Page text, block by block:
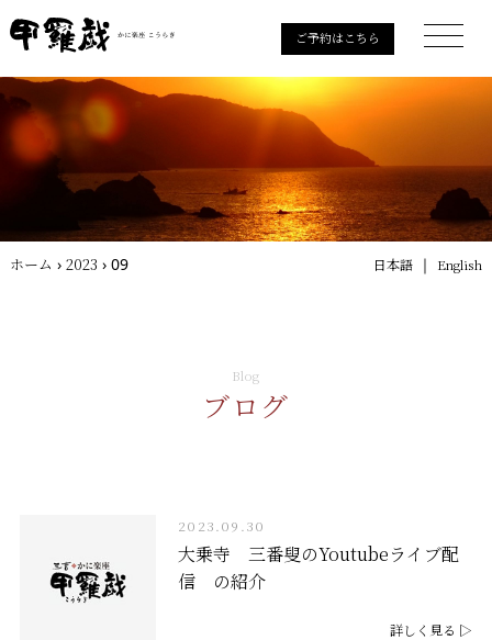
ご予約はこちら
ホーム › 2023 ›09 日本語 ｜ English
Blog
ブログ
2023.09.30
大乗寺 三番叟のYoutubeライブ配
信 の紹介
詳しく見る ▷